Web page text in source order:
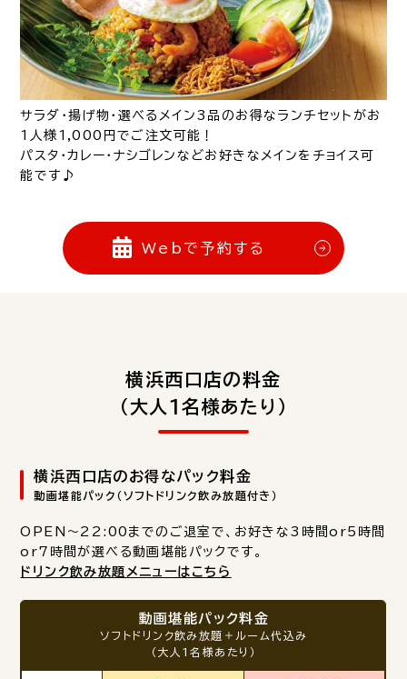
サラダ・揚げ物・選べるメイン3品のお得なランチセットがお
1人様1,000円でご注文可能！
パスタ・カレー・ナシゴレンなどお好きなメインをチョイス可
能です♪
Webで予約する
横浜西口店の料金
（大人1名様あたり）
横浜西口店のお得なパック料金
動画堪能パック（ソフトドリンク飲み放題付き）
OPEN～22:00までのご退室で、お好きな3時間or5時間
or7時間が選べる動画堪能パックです。
ドリンク飲み放題メニューはこちら
動画堪能パック料金
ソフトドリンク飲み放題＋ルーム代込み
（大人1名様あたり）